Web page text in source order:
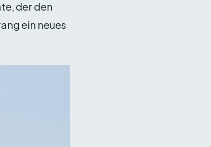
der den
ein neues